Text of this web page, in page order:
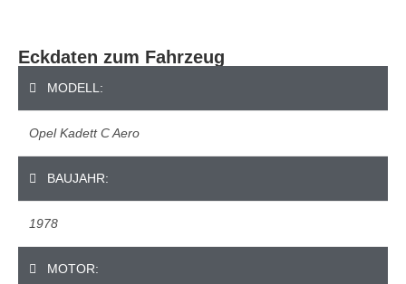
Eckdaten zum Fahrzeug
MODELL:
Opel Kadett C Aero
BAUJAHR:
1978
MOTOR: